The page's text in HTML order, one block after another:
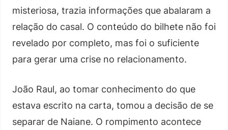
misteriosa, trazia informações que abalaram a
relação do casal. O conteúdo do bilhete não foi
revelado por completo, mas foi o suficiente
para gerar uma crise no relacionamento.
João Raul, ao tomar conhecimento do que
estava escrito na carta, tomou a decisão de se
separar de Naiane. O rompimento acontece